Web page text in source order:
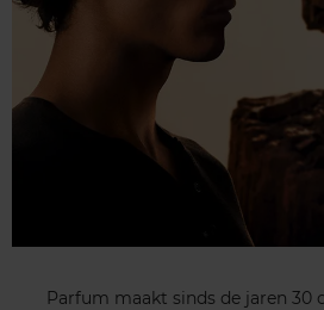
Parfum maakt sinds de jaren 30